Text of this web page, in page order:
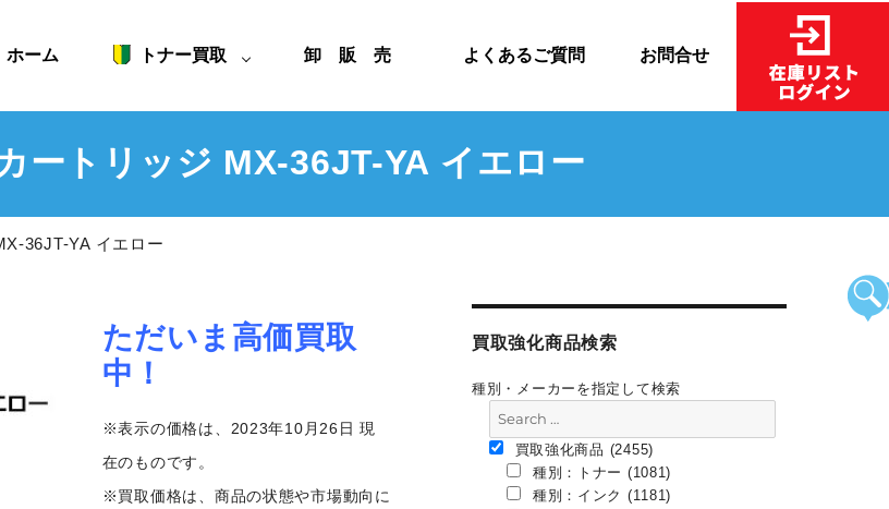
ホーム トナー買取 卸 販 売 よくあるご質問 お問合せ
ートリッジ MX-36JT-YA イエロー
36JT-YA イエロー
ただいま高価買取
中！
※表示の価格は、2023年10月26日 現
在のものです。
※買取価格は、商品の状態や市場動向に
買取強化商品検索
種別・メーカーを指定して検索
買取強化商品 (2455)
種別：トナー (1081)
種別：インク (1181)